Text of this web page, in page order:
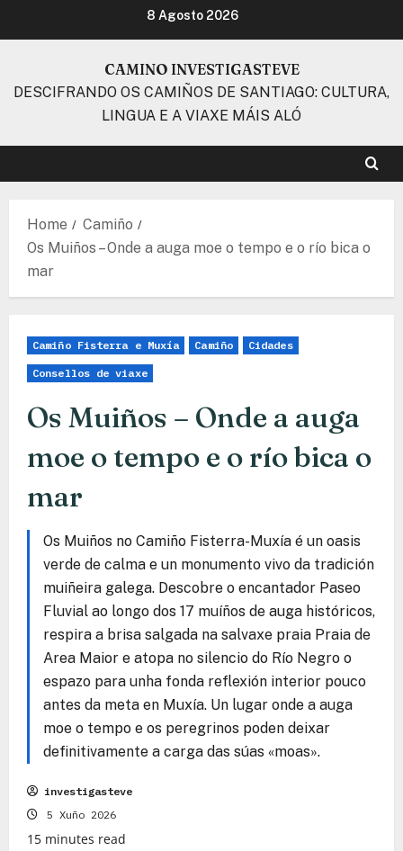
8 Agosto 2026
CAMINO INVESTIGASTEVE
DESCIFRANDO OS CAMIÑOS DE SANTIAGO: CULTURA,
LINGUA E A VIAXE MÁIS ALÓ
Home
Camiño
Os Muiños – Onde a auga moe o tempo e o río bica o
mar
Camiño Fisterra e Muxía Camiño Cidades
Consellos de viaxe
Os Muiños – Onde a auga
moe o tempo e o río bica o
mar
Os Muiños no Camiño Fisterra-Muxía é un oasis
verde de calma e un monumento vivo da tradición
muiñeira galega. Descobre o encantador Paseo
Fluvial ao longo dos 17 muíños de auga históricos,
respira a brisa salgada na salvaxe praia Praia de
Area Maior e atopa no silencio do Río Negro o
espazo para unha fonda reflexión interior pouco
antes da meta en Muxía. Un lugar onde a auga
moe o tempo e os peregrinos poden deixar
definitivamente a carga das súas «moas».
investigasteve
5 Xuño 2026
15 minutes read